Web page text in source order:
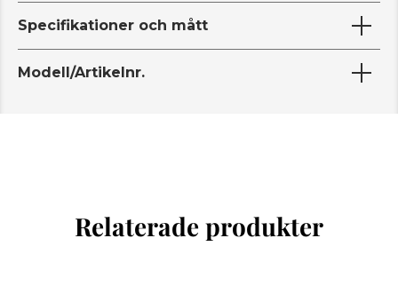
Specifikationer och mått
Modell/Artikelnr.
Relaterade produkter